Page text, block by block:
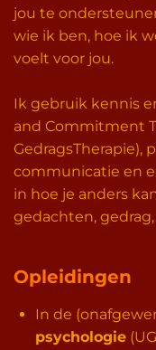
jou te
wie ik ben, hoe ik
voelt voor jou.
Ik gebruik kennis
and Commitment
GedragsTherapie),
communicatie en
in hoe je anders
gedachten,
Opleidingen
In de
psychologie